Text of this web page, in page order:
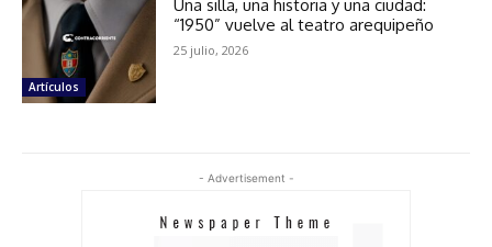
Artículos
Una silla, una historia y una ciudad:
“1950” vuelve al teatro arequipeño
25 julio, 2026
- Advertisement -